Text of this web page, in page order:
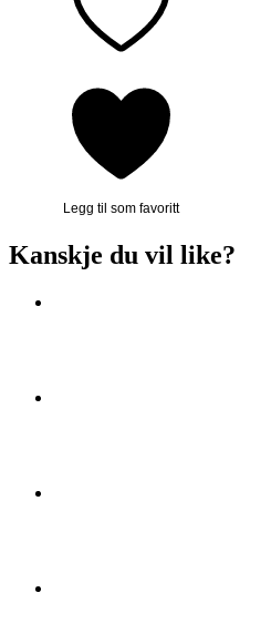
Legg til som favoritt
Kanskje du vil like?